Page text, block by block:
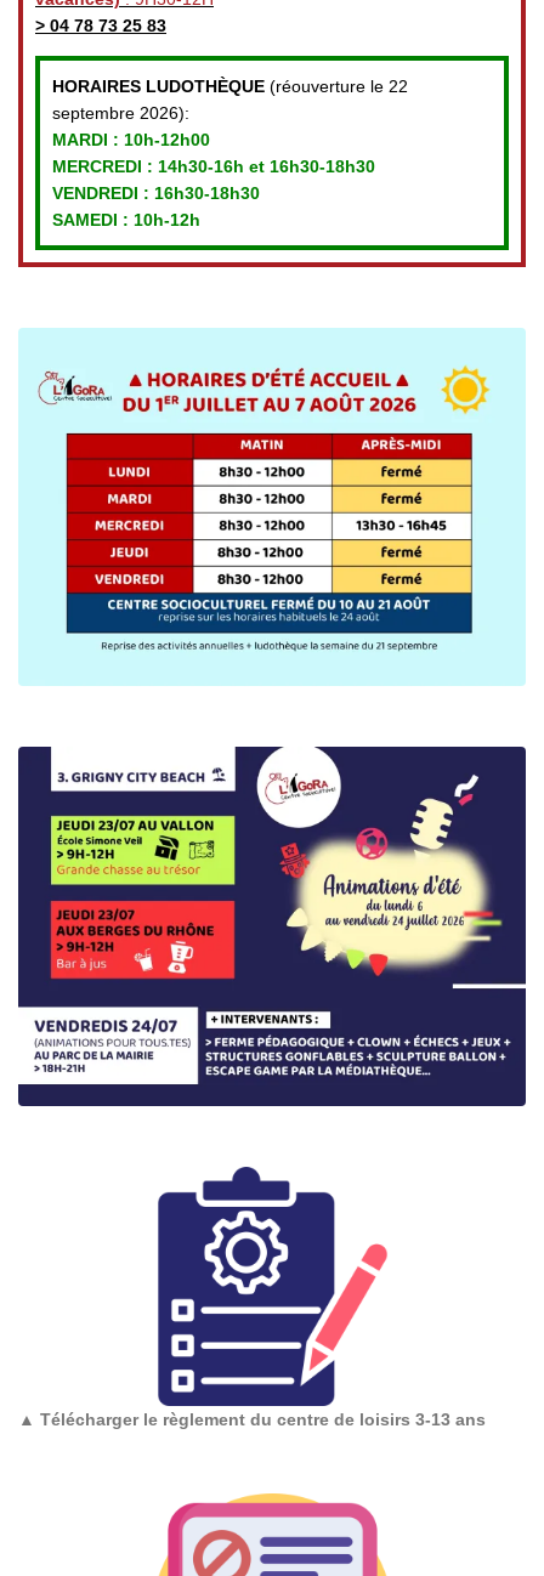
> 04 78 73 25 83
HORAIRES LUDOTHÈQUE (réouverture le 22
septembre 2026):
MARDI : 10h-12h00
MERCREDI : 14h30-16h et 16h30-18h30
VENDREDI : 16h30-18h30
SAMEDI : 10h-12h
▲ Télécharger le règlement du centre de loisirs 3-13 ans